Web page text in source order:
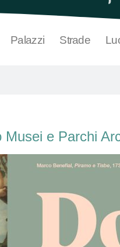
Palazzi Strade
e Parchi